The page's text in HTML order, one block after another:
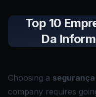
Top 10
Da
Choosing a
company requires